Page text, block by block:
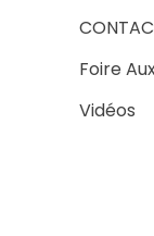
Foire
Vidéos